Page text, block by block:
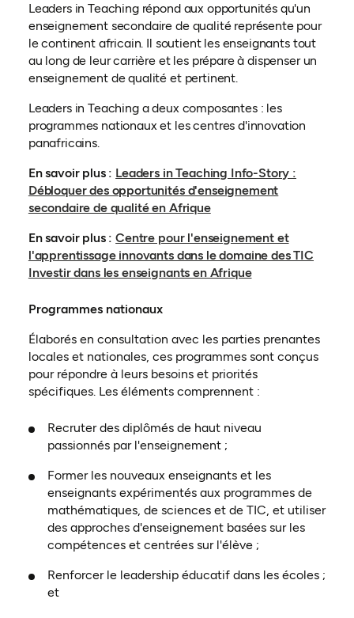
Leaders in Teaching répond aux opportunités qu'un
enseignement secondaire de qualité représente pour
le continent africain. Il soutient les enseignants tout
au long de leur carrière et les prépare à dispenser un
enseignement de qualité et pertinent.
Leaders in Teaching a deux composantes : les
programmes nationaux et les centres d'innovation
panafricains.
En savoir plus : Leaders in Teaching Info-Story :
Débloquer des opportunités d'enseignement
secondaire de qualité en Afrique(ouvre dans un nouvel
En savoir plus :Centre pour l'enseignement et
l'apprentissage innovants dans le domaine des TIC
Investir dans les enseignants en Afrique
Programmes nationaux
Élaborés en consultation avec les parties prenantes
locales et nationales, ces programmes sont conçus
pour répondre à leurs besoins et priorités
spécifiques. Les éléments comprennent :
Recruter des diplômés de haut niveau
passionnés par l'enseignement ;
Former les nouveaux enseignants et les
enseignants expérimentés aux programmes de
mathématiques, de sciences et de TIC, et utiliser
des approches d'enseignement basées sur les
compétences et centrées sur l'élève ;
Renforcer le leadership éducatif dans les écoles ;
et